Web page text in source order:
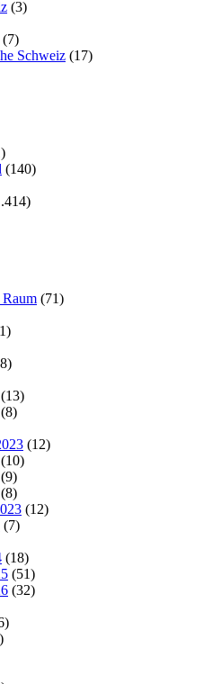
(3)
(7)
Schweiz (17)
(140)
(71)
(13)
(8)
(12)
(10)
(9)
(8)
(12)
(7)
(18)
(51)
(32)